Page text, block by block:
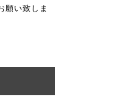
願い致しま